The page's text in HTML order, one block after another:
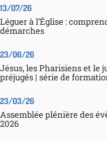
13/07/26
Léguer à l’Église :
démarches
23/06/26
Jésus, les Pharisiens et le
préjugés | série de
23/03/26
Assemblée plénière des
2026